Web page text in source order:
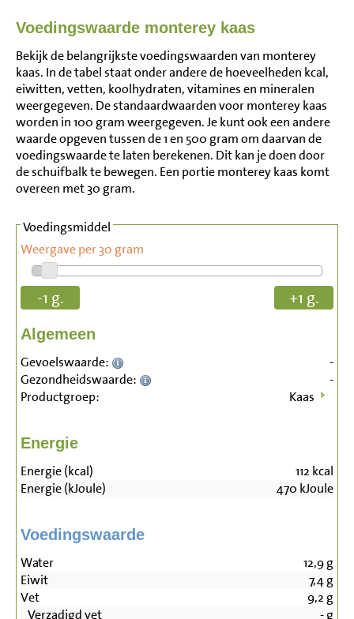
Voedingswaarde monterey kaas
Bekijk de belangrijkste voedingswaarden van monterey
kaas. In de tabel staat onder andere de hoeveelheden kcal,
eiwitten, vetten, koolhydraten, vitamines en mineralen
weergegeven. De standaardwaarden voor monterey kaas
worden in 100 gram weergegeven. Je kunt ook een andere
waarde opgeven tussen de 1 en 500 gram om daarvan de
voedingswaarde te laten berekenen. Dit kan je doen door
de schuifbalk te bewegen. Een portie monterey kaas komt
overeen met 30 gram.
Voedingsmiddel
Weergave per 30 gram
-1 g. +1 g.
Algemeen
Gevoelswaarde:
-
Gezondheidswaarde:
-
Productgroep:
Kaas
Energie
Energie (kcal) 112 kcal
Energie (kJoule)
470 kJoule
Voedingswaarde
Water 12,9g
Eiwit
7,4g
Vet
9,2 g
Verzadigd vet
-g